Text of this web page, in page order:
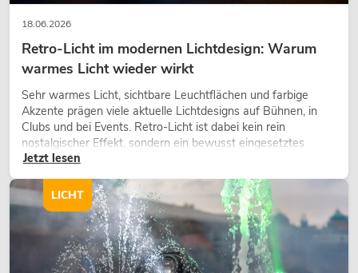
18.06.2026
Retro-Licht im modernen Lichtdesign: Warum
warmes Licht wieder wirkt
Sehr warmes Licht, sichtbare Leuchtflächen und farbige
Akzente prägen viele aktuelle Lichtdesigns auf Bühnen, in
Clubs und bei Events. Retro-Licht ist dabei kein rein
nostalgischer Effekt, sondern ein bewusst eingesetztes
Gestaltungsmittel: Es schafft Atmosphäre, gibt Szenen
wirken lassen.
Jetzt lesen
LICHT